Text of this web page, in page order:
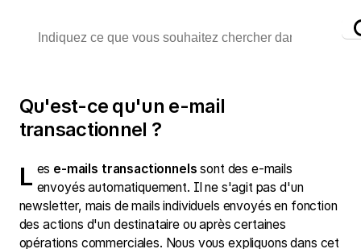
Qu'est-ce qu'un e-mail
transactionnel ?
Les e-mails transactionnels sont des e-mails
envoyés automatiquement. Il ne s'agit pas d'un
newsletter, mais de mails individuels envoyés en fonction
des actions d'un destinataire ou après certaines
opérations commerciales. Nous vous expliquons dans cet